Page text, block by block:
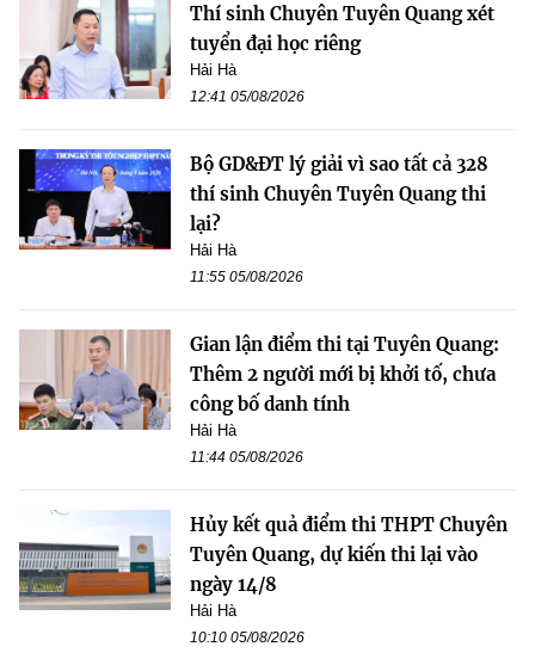
Thí sinh Chuyên Tuyên Quang xét
tuyển đại học riêng
Hải Hà
12:41 05/08/2026
Bộ GD&ĐT lý giải vì sao tất cả 328
thí sinh Chuyên Tuyên Quang thi
lại?
Hải Hà
11:55 05/08/2026
Gian lận điểm thi tại Tuyên Quang:
Thêm 2 người mới bị khởi tố, chưa
công bố danh tính
Hải Hà
11:44 05/08/2026
Hủy kết quả điểm thi THPT Chuyên
Tuyên Quang, dự kiến thi lại vào
ngày 14/8
Hải Hà
10:10 05/08/2026